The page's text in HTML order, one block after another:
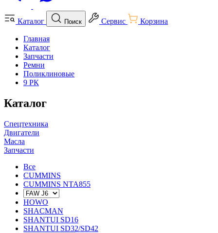
Каталог Поиск Сервис Корзина
Главная
Каталог
Запчасти
Ремни
Поликлиновые
9 РК
Каталог
Спецтехника
Двигатели
Масла
Запчасти
Все
CUMMINS
CUMMINS NTA855
HOWO
SHACMAN
SHANTUI SD16
SHANTUI SD32/SD42